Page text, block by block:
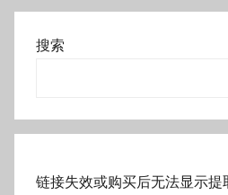
搜索
链接失效或购买后无法显示提